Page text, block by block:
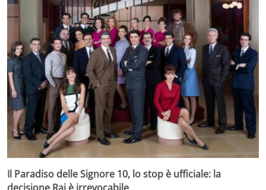
Il Paradiso delle Signore 10, lo stop è ufficiale: la